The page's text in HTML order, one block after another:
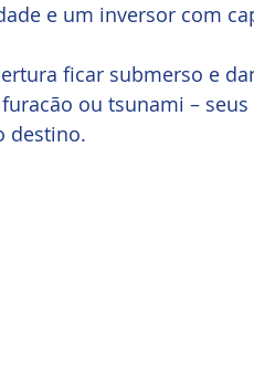
e um inversor com
ficar submerso e
ou tsunami –
destino.